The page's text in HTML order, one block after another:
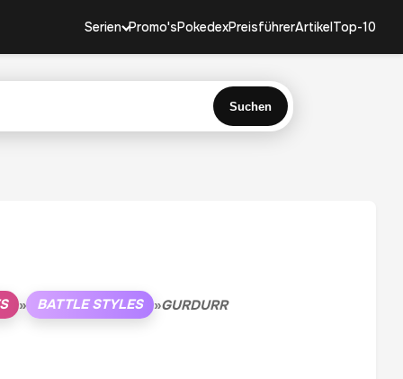
Serien Promo'sPokedexPreisführerArtikelTop-10
Suchen
» BATTLE STYLES »GURDURR